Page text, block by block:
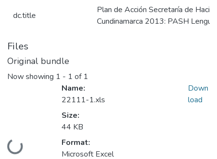
dc.title
Plan de Acción Secretaría de
Cundinamarca 2013: PASH
Files
Original bundle
Now showing 1 - 1 of 1
Loading...
Name:
22111-1.xls
Size:
44 KB
Format:
Microsoft Excel
Down
load